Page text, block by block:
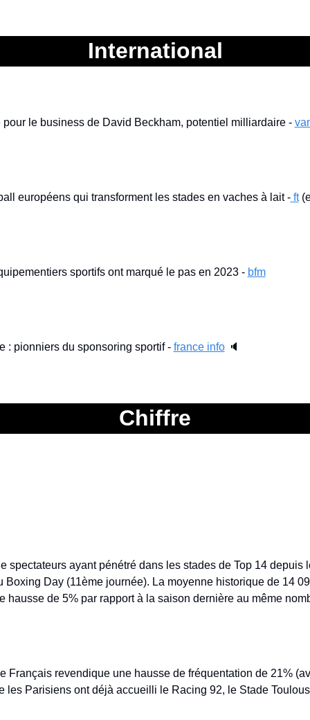
International
le business de David Beckham, potentiel milliardaire -
européens qui transforment les stades en vaches à lait - ft
sportifs ont marqué le pas en 2023 - bfm
: pionniers du sponsoring sportif - france info 🔈
Chiffre
spectateurs ayant pénétré dans les stades de Top 14 depuis
Boxing Day (11ème journée). La moyenne historique de 14
hausse de 5% par rapport à la saison dernière au même
Français revendique une hausse de fréquentation de 21%
les Parisiens ont déjà accueilli le Racing 92, le Stade